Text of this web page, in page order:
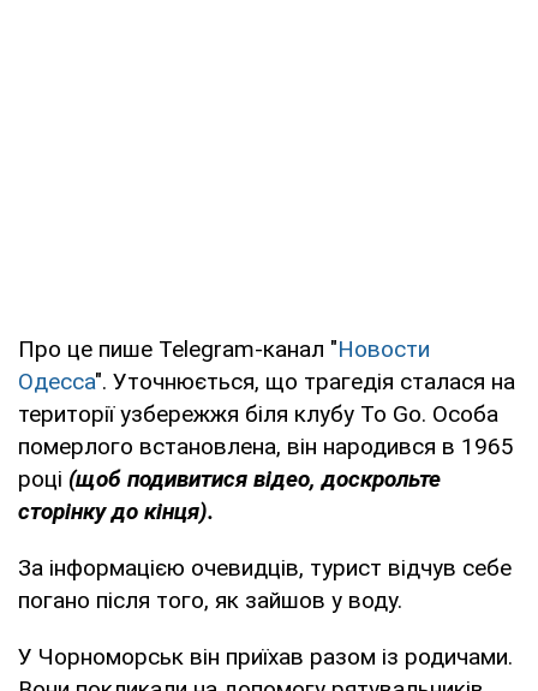
Про це пише Telegram-канал "Новости
Одесса". Уточнюється, що трагедія сталася на
території узбережжя біля клубу To Go. Особа
померлого встановлена, він народився в 1965
році (щоб подивитися відео, доскрольте
сторінку до кінця).
За інформацією очевидців, турист відчув себе
погано після того, як зайшов у воду.
У Чорноморськ він приїхав разом із родичами.